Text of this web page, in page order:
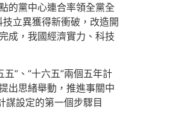
的黨中心連合率領全黨全
立異獲得新衝破，改造開
成，我國經濟實力、科技
”、“十六五”兩個五年計
出思緒舉動，推進事關中
謀設定的第一個步驟目